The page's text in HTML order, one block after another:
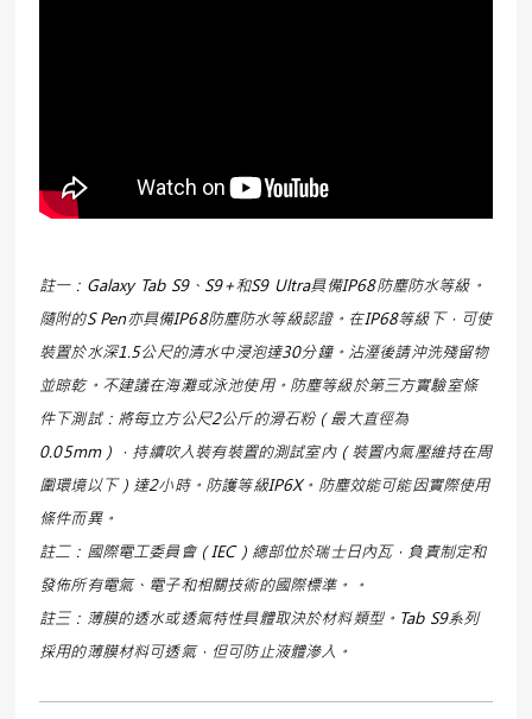
註一：Galaxy Tab S9、S9+和S9 Ultra具備IP68防塵防水等級。
隨附的S Pen亦具備IP68防塵防水等級認證。在IP68等級下，可使
裝置於水深1.5公尺的清水中浸泡達30分鐘。沾溼後請沖洗殘留物
並晾乾。不建議在海灘或泳池使用。防塵等級於第三方實驗室條
件下測試：將每立方公尺2公斤的滑石粉（最大直徑為
0.05mm），持續吹入裝有裝置的測試室內（裝置內氣壓維持在周
圍環境以下）達2小時。防護等級IP6X。防塵效能可能因實際使用
條件而異。
註二：國際電工委員會（IEC）總部位於瑞士日內瓦，負責制定和
發佈所有電氣、電子和相關技術的國際標準。。
註三：薄膜的透水或透氣特性具體取決於材料類型。Tab S9系列
採用的薄膜材料可透氣，但可防止液體滲入。